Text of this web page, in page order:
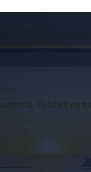
flybillett og